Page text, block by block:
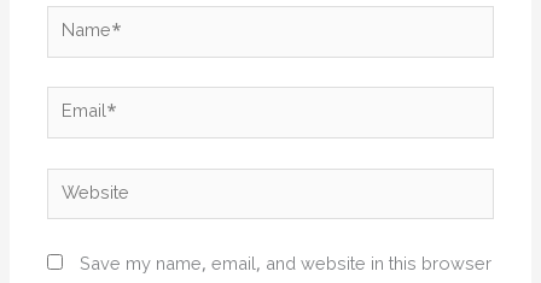
Name*
Email*
Website
Save my name, email, and website in this browser